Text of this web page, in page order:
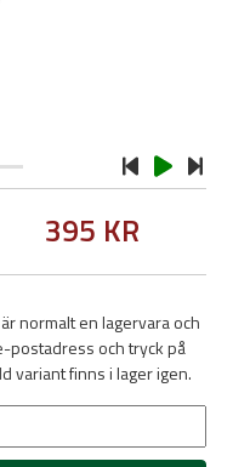
395 KR
normalt en lagervara och
postadress och tryck på
variant finns i lager igen.